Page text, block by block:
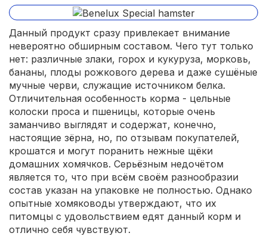
Данный продукт сразу привлекает внимание
невероятно обширным составом. Чего тут только
нет: различные злаки, горох и кукуруза, морковь,
бананы, плоды рожкового дерева и даже сушёные
мучные черви, служащие источником белка.
Отличительная особенность корма - цельные
колоски проса и пшеницы, которые очень
заманчиво выглядят и содержат, конечно,
настоящие зёрна, но, по отзывам покупателей,
крошатся и могут поранить нежные щёки
домашних хомячков. Серьёзным недочётом
является то, что при всём своём разнообразии
состав указан на упаковке не полностью. Однако
опытные хомяководы утверждают, что их
питомцы с удовольствием едят данный корм и
отлично себя чувствуют.